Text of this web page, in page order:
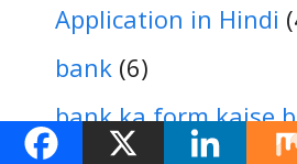
Application in Hindi
bank (6)
bank ka form kaise